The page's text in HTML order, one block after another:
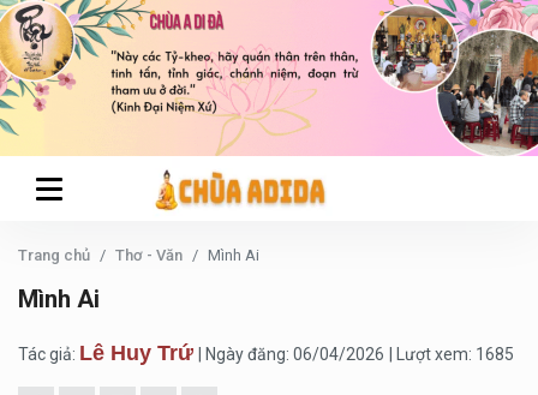
Trang chủ Thơ - Văn Mình Ai
Mình Ai
Tác giả: Lê Huy Trứ | Ngày đăng: 06/04/2026 | Lượt xem: 1685